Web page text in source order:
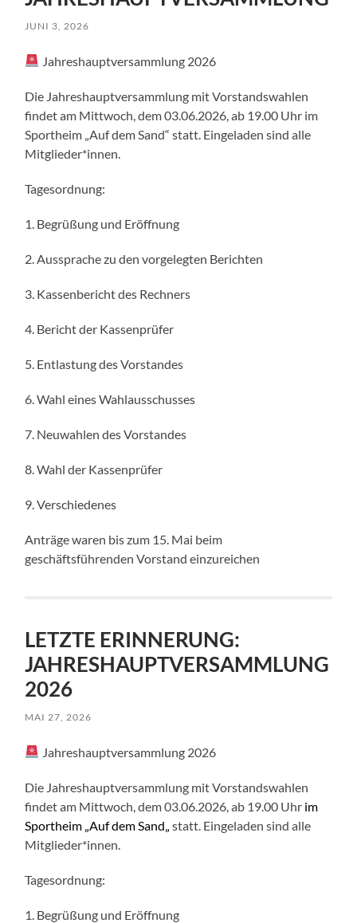
JUNI 3, 2026
Jahreshauptversammlung 2026
Die Jahreshauptversammlung mit Vorstandswahlen
findet am Mittwoch, dem 03.06.2026, ab 19.00 Uhr im
Sportheim „Auf dem Sand“ statt. Eingeladen sind alle
Mitglieder*innen.
Tagesordnung:
1. Begrüßung und Eröffnung
2. Aussprache zu den vorgelegten Berichten
3. Kassenbericht des Rechners
4. Bericht der Kassenprüfer
5. Entlastung des Vorstandes
6. Wahl eines Wahlausschusses
7. Neuwahlen des Vorstandes
8. Wahl der Kassenprüfer
9. Verschiedenes
Anträge waren bis zum 15. Mai beim
geschäftsführenden Vorstand einzureichen
LETZTE ERINNERUNG:
JAHRESHAUPTVERSAMMLUNG
2026
MAI 27, 2026
Jahreshauptversammlung 2026
Die Jahreshauptversammlung mit Vorstandswahlen
findet am Mittwoch, dem 03.06.2026, ab 19.00 Uhr im
Sportheim „Auf dem Sand„ statt. Eingeladen sind alle
Mitglieder*innen.
Tagesordnung:
1. Begrüßung und Eröffnung